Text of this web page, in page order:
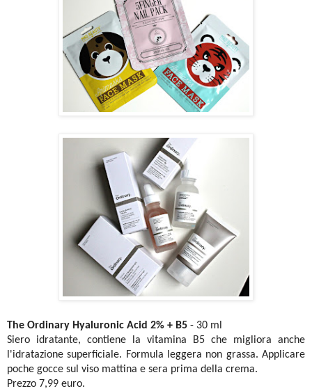
The Ordinary Hyaluronic Acid 2% + B5 - 30 ml
Siero idratante, contiene la vitamina B5 che migliora anche
l'idratazione superficiale. Formula leggera non grassa. Applicare
poche gocce sul viso mattina e sera prima della crema.
Prezzo 7,99 euro.